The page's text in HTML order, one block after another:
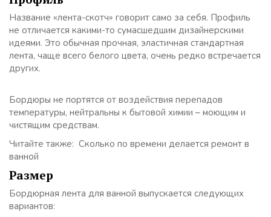
Название «лента-скотч» говорит само за себя. Профиль
не отличается какими-то сумасшедшим дизайнерскими
идеями. Это обычная прочная, эластичная стандартная
лента, чаще всего белого цвета, очень редко встречается
других.
Бордюры не портятся от воздействия перепадов
температуры, нейтральны к бытовой химии – моющим и
чистящим средствам.
Читайте также: Сколько по времени делается ремонт в
ванной
Размер
Бордюрная лента для ванной выпускается следующих
вариантов: